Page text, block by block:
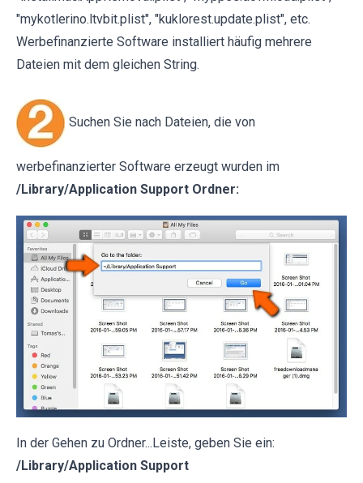
"mykotlerino.ltvbit.plist", "kuklorest.update.plist", etc.
Werbefinanzierte Software installiert häufig mehrere
Dateien mit dem gleichen String.
Suchen Sie nach Dateien, die von
werbefinanzierter Software erzeugt wurden im
/Library/Application Support Ordner:
In der Gehen zu Ordner...Leiste, geben Sie ein:
/Library/Application Support